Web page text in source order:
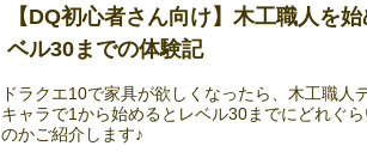
【DQ初心者さん向け】木工職人を
ベル30までの体験記
ドラクエ10で家具が欲しくなったら、木工職人
キャラで1から始めるとレベル30までにどれぐ
のかご紹介します♪